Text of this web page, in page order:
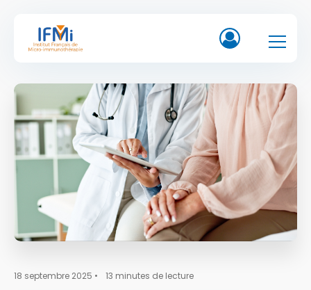
18 septembre 2025 • 13 minutes de lecture